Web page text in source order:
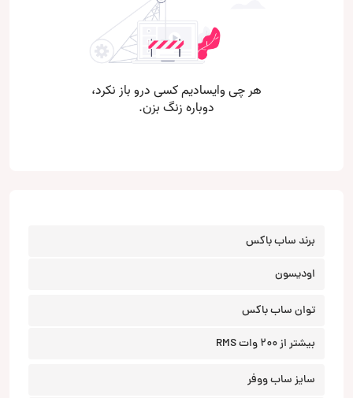
برند ساب باکس
اودیسون
توان ساب باکس
بیشتر از 200 وات RMS
سایز ساب ووفر